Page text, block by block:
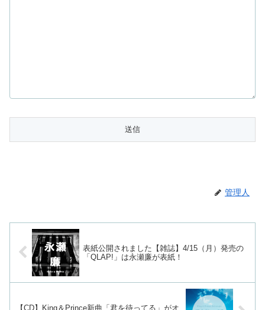
管理人
表紙公開されました【雑誌】4/15（月）発売の
「QLAP!」は永瀬廉が表紙！
【CD】King＆Prince新曲「君を待ってる」がオ